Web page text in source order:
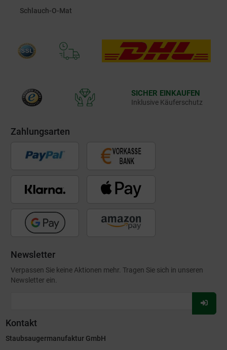
Schlauch-O-Mat
SICHER EINKAUFEN
Inklusive Käuferschutz
Zahlungsarten
Newsletter
Verpassen Sie keine Aktionen mehr. Tragen Sie sich in unseren
Newsletter ein.
Für
Kontakt
Staubsaugermanufaktur GmbH